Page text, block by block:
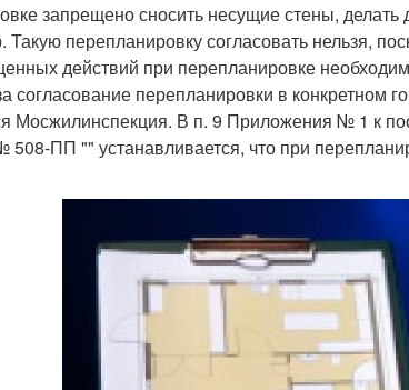
запрещено сносить несущие стены, делать
перепланировку согласовать нельзя,
действий при перепланировке
согласование перепланировки в конкретном
Мосжилинспекция. В п. 9 Приложения № 1 к
508-ПП "" устанавливается, что при